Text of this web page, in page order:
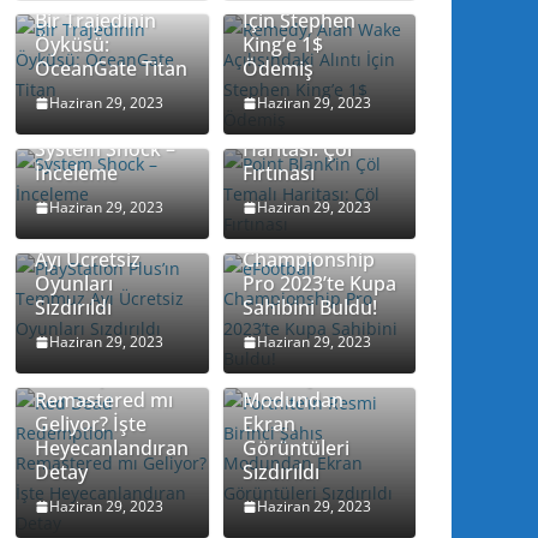
Bir Trajedinin
Öyküsü:
OceanGate Titan
Haziran 29, 2023
İçin Stephen
King’e 1$
Ödemiş
Haziran 29, 2023
System Shock –
İnceleme
Haziran 29, 2023
Point Blank’in
Haritası: Çöl
Fırtınası
Haziran 29, 2023
PlayStation
Plus’ın Temmuz
Ayı Ücretsiz
Oyunları
Sızdırıldı
Haziran 29, 2023
eFootball
Championship
Pro 2023’te Kupa
Sahibini Buldu!
Haziran 29, 2023
Red Dead
Redemption
Remastered mı
Geliyor? İşte
Heyecanlandıran
Detay
Haziran 29, 2023
Fortnite’ın Resmi
Birinci Şahıs
Modundan
Ekran
Görüntüleri
Sızdırıldı
Haziran 29, 2023
Bohemia